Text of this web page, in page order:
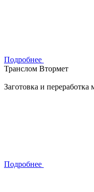
Подробнее
Транслом Втормет
Заготовка и переработка
Подробнее